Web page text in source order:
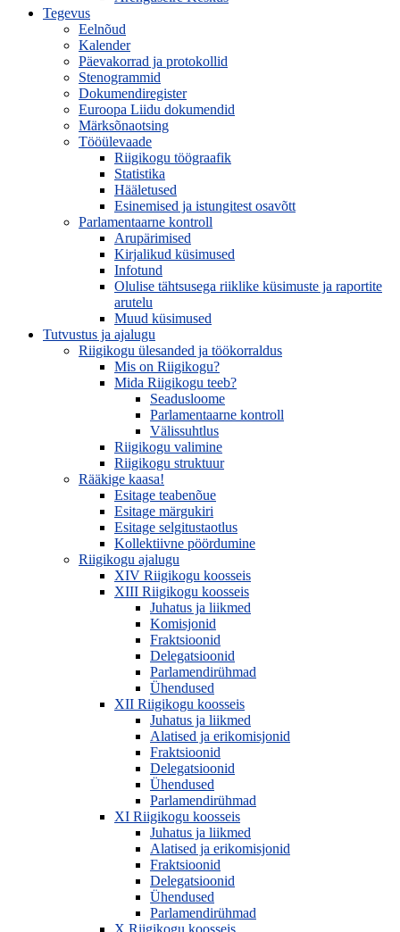
Tegevus
Eelnõud
Kalender
Päevakorrad ja protokollid
Stenogrammid
Dokumendiregister
Euroopa Liidu dokumendid
Märksõnaotsing
Tööülevaade
Riigikogu töögraafik
Statistika
Hääletused
Esinemised ja istungitest osavõtt
Parlamentaarne kontroll
Arupärimised
Kirjalikud küsimused
Infotund
Olulise tähtsusega riiklike küsimuste ja raportite
arutelu
Muud küsimused
Tutvustus ja ajalugu
Riigikogu ülesanded ja töökorraldus
Mis on Riigikogu?
Mida Riigikogu teeb?
Seadusloome
Parlamentaarne kontroll
Välissuhtlus
Riigikogu valimine
Riigikogu struktuur
Rääkige kaasa!
Esitage teabenõue
Esitage märgukiri
Esitage selgitustaotlus
Kollektiivne pöördumine
Riigikogu ajalugu
XIV Riigikogu koosseis
XIII Riigikogu koosseis
Juhatus ja liikmed
Komisjonid
Fraktsioonid
Delegatsioonid
Parlamendirühmad
Ühendused
XII Riigikogu koosseis
Juhatus ja liikmed
Alatised ja erikomisjonid
Fraktsioonid
Delegatsioonid
Ühendused
Parlamendirühmad
XI Riigikogu koosseis
Juhatus ja liikmed
Alatised ja erikomisjonid
Fraktsioonid
Delegatsioonid
Ühendused
Parlamendirühmad
X Riigikogu koosseis